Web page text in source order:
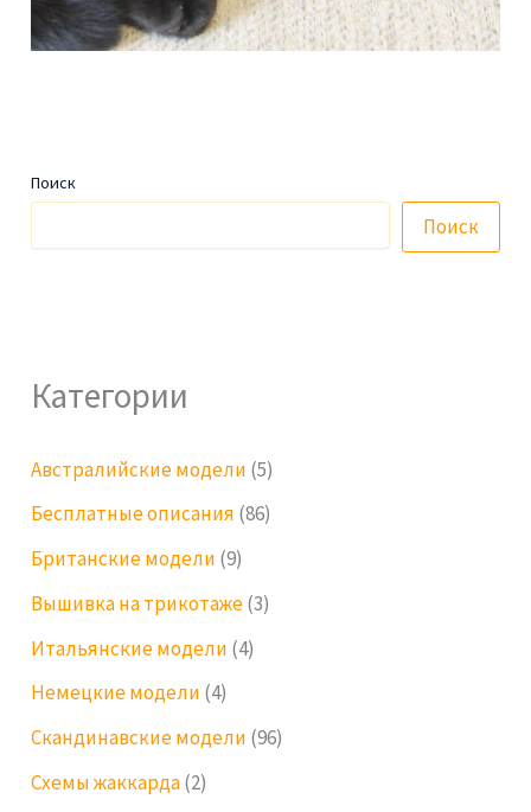
Поиск
Поиск
Категории
Австралийские модели (5)
Бесплатные описания (86)
Британские модели (9)
Вышивка на трикотаже(3)
Итальянские модели (4)
Немецкие модели (4)
Скандинавские модели (96)
Схемы жаккарда(2)